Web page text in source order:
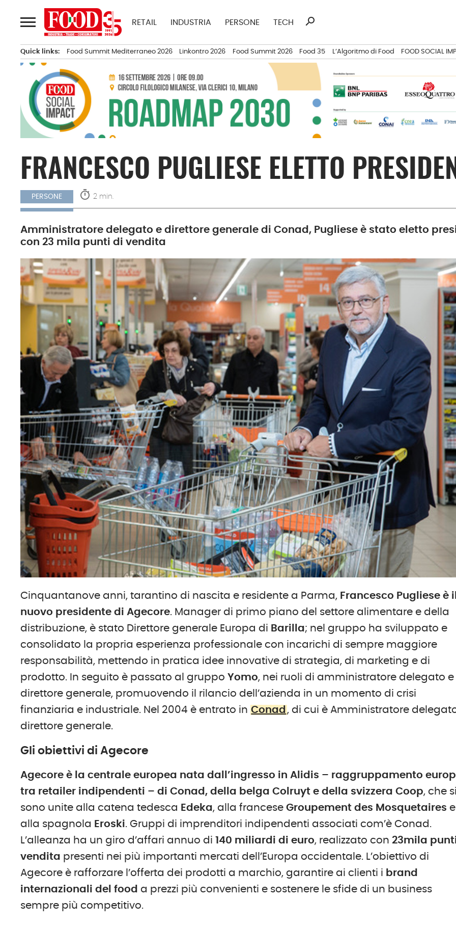
al
contenuto
RETAIL INDUSTRIA PERSONE TECH
Ricerca
search
Quick links: Food Summit Mediterraneo 2026 Linkontro 2026 Food Summit 2026 Food 35 L’Algoritmo di Food FOOD SOCIAL
FRANCESCO PUGLIESE ELETTO
PERSONE timer 2 min.
Amministratore delegato e direttore generale di Conad, Pugliese è stato eletto
con 23 mila punti di vendita
Cinquantanove anni, tarantino di nascita e residente a Parma, Francesco Pugliese è
nuovo presidente di Agecore. Manager di primo piano del settore alimentare e della
distribuzione, è stato Direttore generale Europa di Barilla; nel gruppo ha sviluppato e
consolidato la propria esperienza professionale con incarichi di sempre maggiore
responsabilità, mettendo in pratica idee innovative di strategia, di marketing e di
prodotto. In seguito è passato al gruppo Yomo, nei ruoli di amministratore delegato e
direttore generale, promuovendo il rilancio dell’azienda in un momento di crisi
finanziaria e industriale. Nel 2004 è entrato in Conad , di cui è Amministratore
direttore generale.
Gli obiettivi di Agecore
Agecore è la centrale europea nata dall’ingresso in Alidis – raggruppamento
tra retailer indipendenti – di Conad, della belga Colruyt e della svizzera Coop, che
sono unite alla catena tedesca Edeka, alla franceseGroupement des Mosquetaires e
alla spagnola Eroski. Gruppi di imprenditori indipendenti associati com’è Conad.
L’alleanza ha un giro d’affari annuo di140 miliardi di euro, realizzato con 23mila
vendita presenti nei più importanti mercati dell’Europa occidentale. L’obiettivo di
Agecore è rafforzare l’offerta dei prodotti a marchio, garantire ai clienti i brand
internazionali del food a prezzi più convenienti e sostenere le sfide di un business
sempre più competitivo.